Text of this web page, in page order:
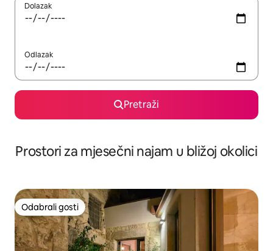
Dolazak
Odlazak
Pretraži
Prostori za mjesečni najam u bližoj okolici
Odabrali gosti
Odabrali gosti